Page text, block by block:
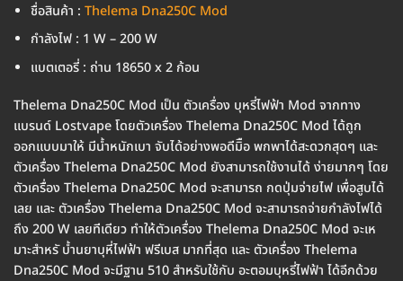
ชื่อสินค้า : Thelema Dna250C Mod
กำลังไฟ : 1 W – 200 W
แบตเตอรี่ : ถ่าน 18650 x 2 ก้อน
Thelema Dna250C Mod เป็น ตัวเครื่อง บุหรี่ไฟฟ้า Mod จากทาง
แบรนด์ Lostvape โดยตัวเครื่อง Thelema Dna250C Mod ได้ถูก
ออกแบบมาให้ มีน้ำหนักเบา จับได้อย่างพอดีมิือ พกพาได้สะดวกสุดๆ และ
ตัวเครื่อง Thelema Dna250C Mod ยังสามารถใช้งานได้ ง่ายมากๆ โดย
ตัวเครื่อง Thelema Dna250C Mod จะสามารถ กดปุ่มจ่ายไฟ เพื่อสูบได้
เลย และ ตัวเครื่อง Thelema Dna250C Mod จะสามารถจ่ายกำลังไฟได้
ถึง 200 W เลยทีเดียว ทำให้ตัวเครื่อง Thelema Dna250C Mod จะเห
มาะสำหรั บ้ำนยาบุหี่ไฟฟ้า ฟรีเบส มากที่สุด และ ตัวเครื่อง Thelema
Dna250C Mod จะมีฐาน 510 สำหรับใช้กับ อะตอมบุหรี่ไฟฟ้า ได้อีกด้วย